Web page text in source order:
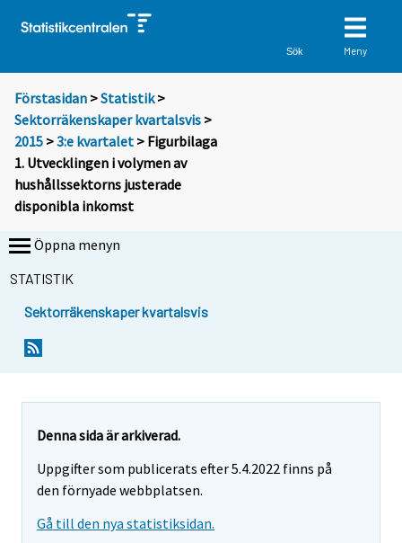
Sök Meny
Förstasidan >Statistik >
Sektorräkenskaper kvartalsvis >
2015 >3:e kvartalet > Figurbilaga
1. Utvecklingen i volymen av
hushållssektorns justerade
disponibla inkomst
Öppna menyn
STATISTIK
Sektorräkenskaper kvartalsvis
Denna sida är arkiverad.
Uppgifter som publicerats efter 5.4.2022 finns på
den förnyade webbplatsen.
Gå till den nya statistiksidan.